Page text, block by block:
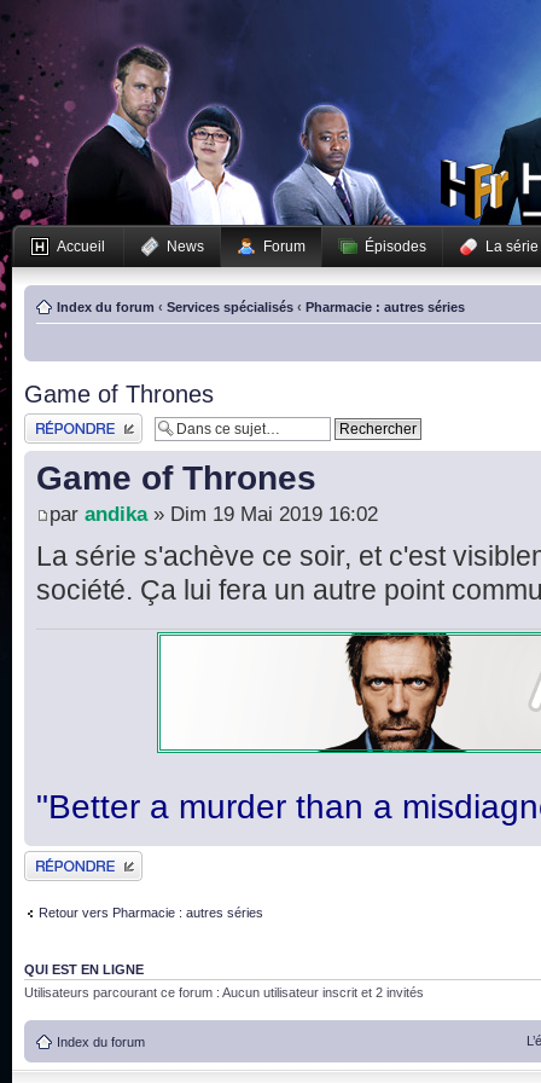
Accueil News Forum Épisodes La série
Index du forum ‹ Services spécialisés ‹ Pharmacie : autres séries
Game of Thrones
Publier une réponse
Game of Thrones
par andika» Dim 19 Mai 2019 16:02
La série s'achève ce soir, et c'est
société. Ça lui fera un autre point
"Better a murder than a
Publier une réponse
Retour vers Pharmacie : autres séries
QUI EST EN LIGNE
Utilisateurs parcourant ce forum : Aucun utilisateur inscrit et 2 invités
Index du forum